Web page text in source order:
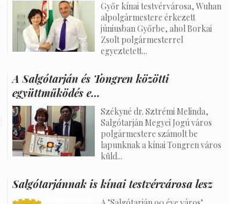
Győr kínai testvérvárosa, Wuhan
alpolgármestere érkezett
júniusban Győrbe, ahol Borkai
Zsolt polgármesterrel
egyeztetett...
A Salgótarján és Tongren közötti
együttműködés e...
Székyné dr. Sztrémi Melinda,
Salgótarján Megyei Jogú város
polgármestere számolt be
lapunknak a kínai Tongren város
küld...
Salgótarjánnak is kínai testvérvárosa lesz